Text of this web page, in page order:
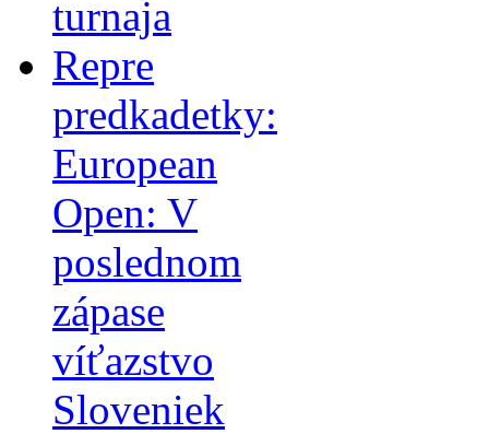
turnaja
Repre
predkadetky:
European
Open: V
poslednom
zápase
víťazstvo
Sloveniek